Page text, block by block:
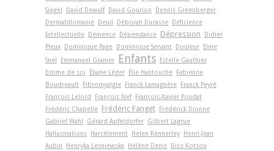
Siegel
David Dewulf David Gourion
Dennis Greenberger
Dermatillomanie
Deuil Déborah Ducasse
Déficience
Intellectuelle
Démence Dépendance Dépression
Didier
Pleux
Dominique Page Dominique Servant Douleur
Eline
Snel
Emmanuel Granier Enfants
Estelle Gauthier
Estime de soi
Éliane Léger Élie Hantouche
Fabienne
Boudreault
Fibromyalgie Franck Lamagnère
Franck Peyré
François Lelord
François Nef
François-Xavier Poudat
Frédéric Chapelle Frédéric Fanget
Frédérick Dionne
Gabriel Wahl
Gérard Apfeldorfer Gilbert Lagrue
Hallucinations
Harcèlement Helen Kennerley
Henri-Jean
Aubin
Henryka Lesniewska Hélène Denis Ilios Kotsou